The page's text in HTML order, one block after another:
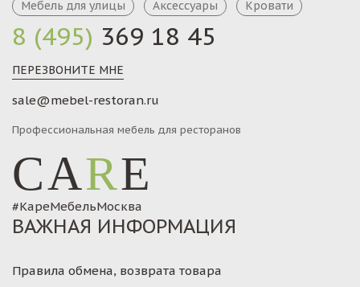
8 (495) 369 18 45
ПЕРЕЗВОНИТЕ МНЕ
sale@mebel-restoran.ru
Профессиональная мебель для ресторанов
CARE
#КареМебельМосква
Мебель для улицы
Аксессуары Кровати
ВАЖНАЯ ИНФОРМАЦИЯ
Правила обмена, возврата товара